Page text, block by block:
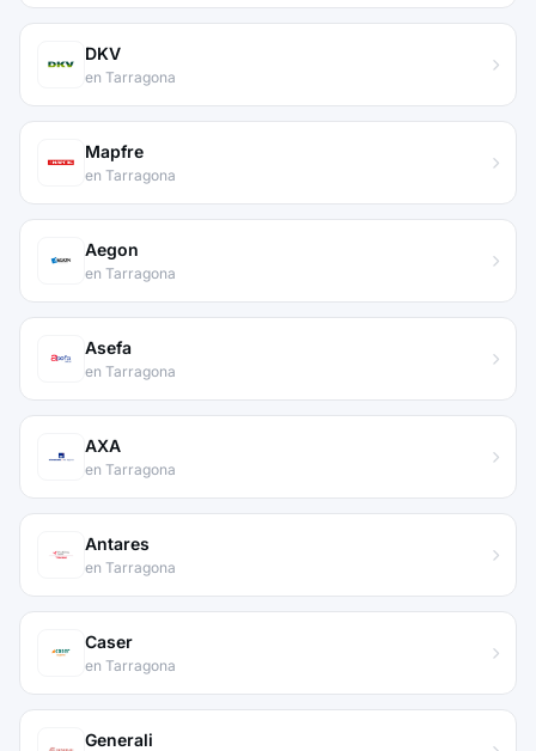
DKV
en Tarragona
Mapfre
en Tarragona
Aegon
en Tarragona
Asefa
en Tarragona
AXA
en Tarragona
Antares
en Tarragona
Caser
en Tarragona
Generali